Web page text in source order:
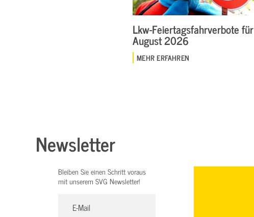
Lkw-Feiertagsfahrverbote für
August 2026
MEHR ERFAHREN
Newsletter
Bleiben Sie einen Schritt voraus
mit unserem SVG Newsletter!